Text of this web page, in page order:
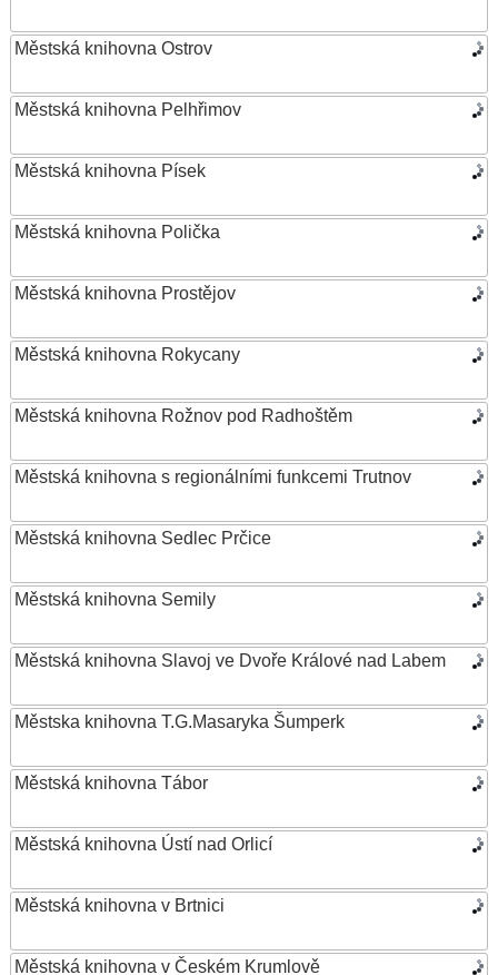
Městská knihovna Ostrov
Městská knihovna Pelhřimov
Městská knihovna Písek
Městská knihovna Polička
Městská knihovna Prostějov
Městská knihovna Rokycany
Městská knihovna Rožnov pod Radhoštěm
Městská knihovna s regionálními funkcemi Trutnov
Městská knihovna Sedlec Prčice
Městská knihovna Semily
Městská knihovna Slavoj ve Dvoře Králové nad Labem
Městska knihovna T.G.Masaryka Šumperk
Městská knihovna Tábor
Městská knihovna Ústí nad Orlicí
Městská knihovna v Brtnici
Městská knihovna v Českém Krumlově